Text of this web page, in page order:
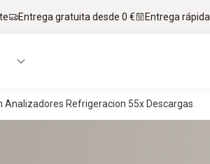
Entrega gratuita desde 0 € Entrega rápida
Analizadores Refrigeracion 55x Descargas